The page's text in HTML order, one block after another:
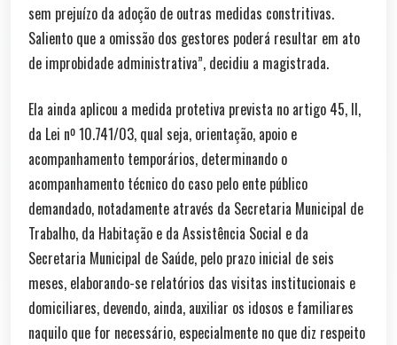
sem prejuízo da adoção de outras medidas constritivas.
Saliento que a omissão dos gestores poderá resultar em ato
de improbidade administrativa”, decidiu a magistrada.
Ela ainda aplicou a medida protetiva prevista no artigo 45, II,
da Lei nº 10.741/03, qual seja, orientação, apoio e
acompanhamento temporários, determinando o
acompanhamento técnico do caso pelo ente público
demandado, notadamente através da Secretaria Municipal de
Trabalho, da Habitação e da Assistência Social e da
Secretaria Municipal de Saúde, pelo prazo inicial de seis
meses, elaborando-se relatórios das visitas institucionais e
domiciliares, devendo, ainda, auxiliar os idosos e familiares
naquilo que for necessário, especialmente no que diz respeito